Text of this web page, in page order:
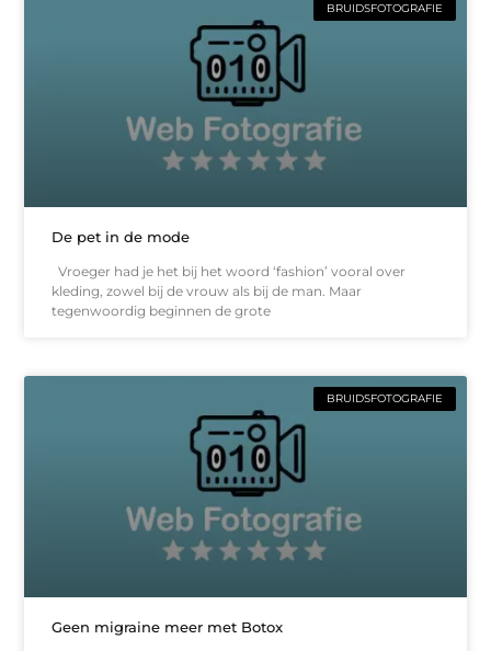
BRUIDSFOTOGRAFIE
De pet in de mode
Vroeger had je het bij het woord ‘fashion’ vooral over
kleding, zowel bij de vrouw als bij de man. Maar
tegenwoordig beginnen de grote
BRUIDSFOTOGRAFIE
Geen migraine meer met Botox